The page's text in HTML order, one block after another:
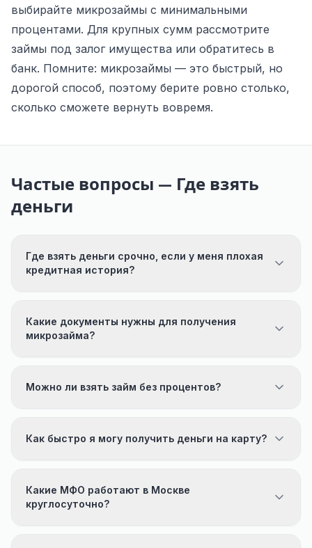
выбирайте микрозаймы с минимальными
процентами. Для крупных сумм рассмотрите
займы под залог имущества или обратитесь в
банк. Помните: микрозаймы — это быстрый, но
дорогой способ, поэтому берите ровно столько,
сколько сможете вернуть вовремя.
Частые вопросы — Где взять
деньги
Где взять деньги срочно, если у меня плохая
кредитная история?
Какие документы нужны для получения
микрозайма?
Можно ли взять займ без процентов?
Как быстро я могу получить деньги на карту?
Какие МФО работают в Москве
круглосуточно?